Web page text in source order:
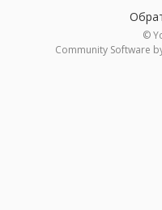
©
Community Software